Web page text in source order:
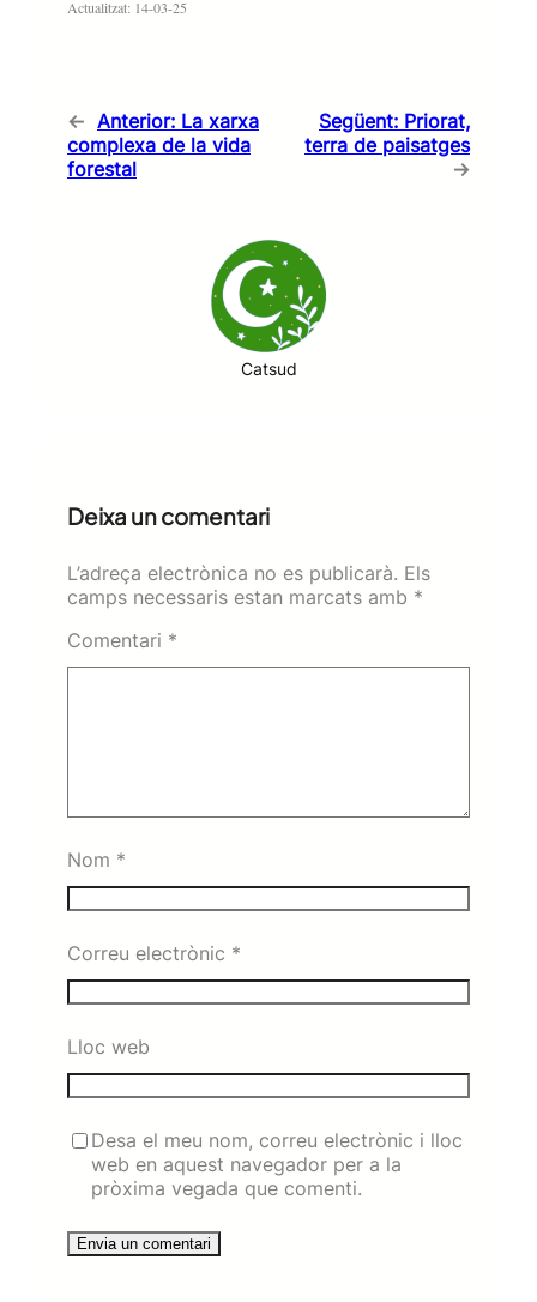
Actualitzat: 14-03-25
← Anterior: La xarxa
complexa de la vida
forestal
Següent: Priorat,
terra de paisatges
→
Catsud
Deixa un comentari
L’adreça electrònica no es publicarà. Els
camps necessaris estan marcats amb *
Comentari *
Nom *
Correu electrònic *
Lloc web
Desa el meu nom, correu electrònic i lloc
web en aquest navegador per a la
pròxima vegada que comenti.